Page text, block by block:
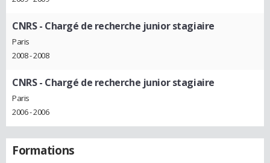
CNRS- Chargé de recherche junior stagiaire
Paris
2008 - 2008
CNRS- Chargé de recherche junior stagiaire
Paris
2006 - 2006
Formations